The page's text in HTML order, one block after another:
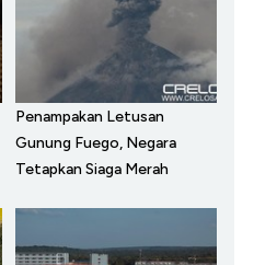
Penampakan Letusan
Gunung Fuego, Negara
Tetapkan Siaga Merah